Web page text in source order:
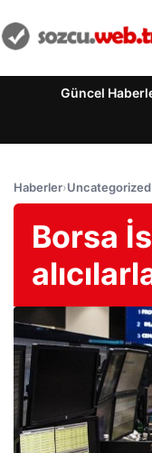
Güncel
Haberler›Uncategorized
Borsa